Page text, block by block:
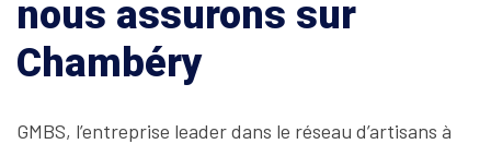
nous assurons sur
Chambéry
GMBS, l’entreprise leader dans le réseau d’artisans à